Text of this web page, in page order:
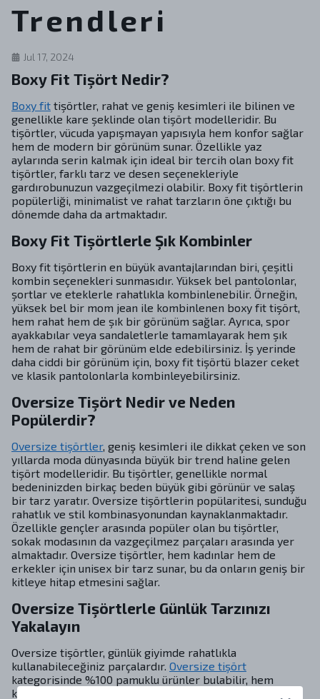
Trendleri
Jul 17, 2024
Boxy Fit Tişört Nedir?
Boxy fit tişörtler, rahat ve geniş kesimleri ile bilinen ve
genellikle kare şeklinde olan tişört modelleridir. Bu
tişörtler, vücuda yapışmayan yapısıyla hem konfor sağlar
hem de modern bir görünüm sunar. Özellikle yaz
aylarında serin kalmak için ideal bir tercih olan boxy fit
tişörtler, farklı tarz ve desen seçenekleriyle
gardırobunuzun vazgeçilmezi olabilir. Boxy fit tişörtlerin
popülerliği, minimalist ve rahat tarzların öne çıktığı bu
dönemde daha da artmaktadır.
Boxy Fit Tişörtlerle Şık Kombinler
Boxy fit tişörtlerin en büyük avantajlarından biri, çeşitli
kombin seçenekleri sunmasıdır. Yüksek bel pantolonlar,
şortlar ve eteklerle rahatlıkla kombinlenebilir. Örneğin,
yüksek bel bir mom jean ile kombinlenen boxy fit tişört,
hem rahat hem de şık bir görünüm sağlar. Ayrıca, spor
ayakkabılar veya sandaletlerle tamamlayarak hem şık
hem de rahat bir görünüm elde edebilirsiniz. İş yerinde
daha ciddi bir görünüm için, boxy fit tişörtü blazer ceket
ve klasik pantolonlarla kombinleyebilirsiniz.
Oversize Tişört Nedir ve Neden
Popülerdir?
Oversize tişörtler, geniş kesimleri ile dikkat çeken ve son
yıllarda moda dünyasında büyük bir trend haline gelen
tişört modelleridir. Bu tişörtler, genellikle normal
bedeninizden birkaç beden büyük gibi görünür ve salaş
bir tarz yaratır. Oversize tişörtlerin popülaritesi, sunduğu
rahatlık ve stil kombinasyonundan kaynaklanmaktadır.
Özellikle gençler arasında popüler olan bu tişörtler,
sokak modasının da vazgeçilmez parçaları arasında yer
almaktadır. Oversize tişörtler, hem kadınlar hem de
erkekler için unisex bir tarz sunar, bu da onların geniş bir
kitleye hitap etmesini sağlar.
Oversize Tişörtlerle Günlük Tarzınızı
Yakalayın
Oversize tişörtler, günlük giyimde rahatlıkla
kullanabileceğiniz parçalardır. Oversize tişört
kategorisinde %100 pamuklu ürünler bulabilir, hem
konforlu hem de şık bir görünüm elde edebilirsiniz. Bu